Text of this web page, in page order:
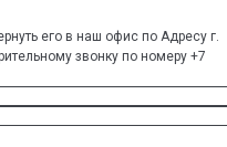
его в наш офис по Адресу г.
звонку по номеру +7